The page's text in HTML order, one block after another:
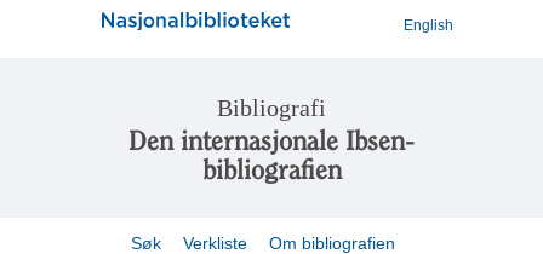
English
Bibliografi
Den internasjonale Ibsen-
bibliografien
Søk Verkliste Om bibliografien